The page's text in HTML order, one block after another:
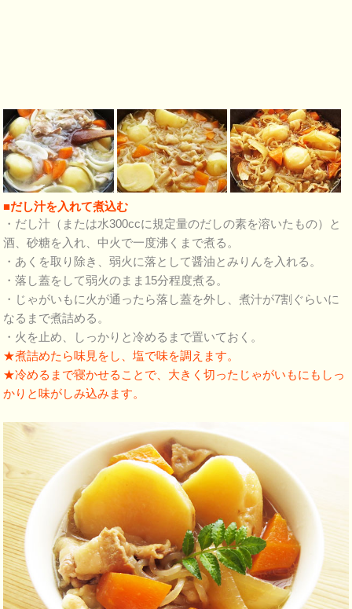
■だし汁を入れて煮込む
・だし汁（または水300ccに規定量のだしの素を溶いたもの）と
酒、砂糖を入れ、中火で一度沸くまで煮る。
・あくを取り除き、弱火に落として醤油とみりんを入れる。
・落し蓋をして弱火のまま15分程度煮る。
・じゃがいもに火が通ったら落し蓋を外し、煮汁が7割ぐらいに
なるまで煮詰める。
・火を止め、しっかりと冷めるまで置いておく。
★煮詰めたら味見をし、塩で味を調えます。
★冷めるまで寝かせることで、大きく切ったじゃがいもにもしっ
かりと味がしみ込みます。